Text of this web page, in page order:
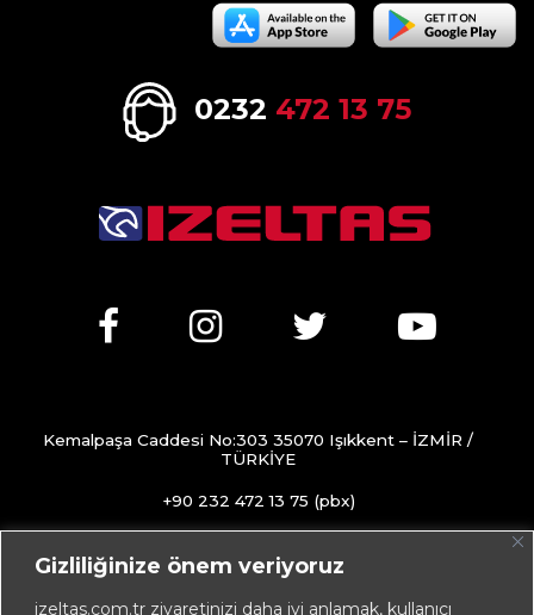
Gizliliğinize önem veriyoruz
izeltas.com.tr ziyaretinizi daha iyi anlamak, kullanıcı
0232 472 13 75
Kemalpaşa Caddesi No:303 35070 Işıkkent – İZMİR /
TÜRKİYE
+90 232 472 13 75 (pbx)
info@izeltas.com.tr